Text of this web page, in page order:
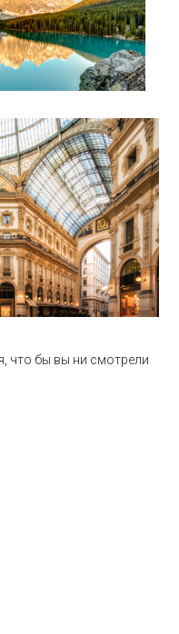
что бы вы ни смотрели